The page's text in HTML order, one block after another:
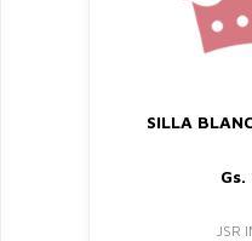
SILLA
JSR